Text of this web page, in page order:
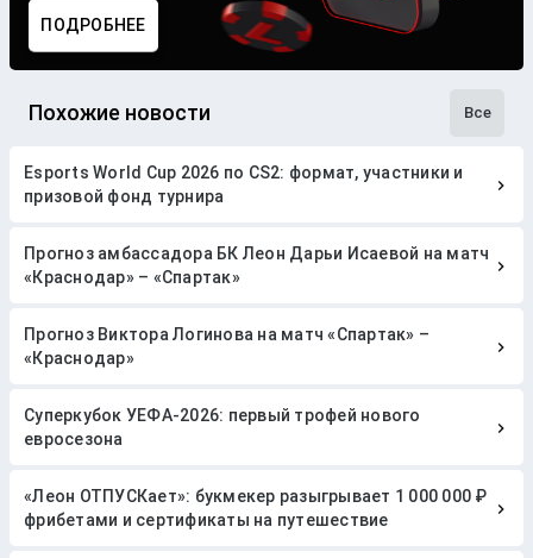
ПОДРОБНЕЕ
Похожие новости Все
Esports World Cup 2026 по CS2: формат, участники и
призовой фонд турнира
Прогноз амбассадора БК Леон Дарьи Исаевой на матч
«Краснодар» – «Спартак»
Прогноз Виктора Логинова на матч «Спартак» –
«Краснодар»
Суперкубок УЕФА-2026: первый трофей нового
евросезона
«Леон ОТПУСКает»: букмекер разыгрывает 1 000 000 ₽
фрибетами и сертификаты на путешествие